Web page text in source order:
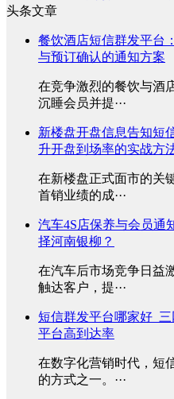
头条文章
餐饮酒店短信群发平台
与预订确认的通知方案
在竞争激烈的餐饮与酒
沉睡会员并提···
新楼盘开盘信息告知短
升开盘到场率的实战方
在新楼盘正式面市的关
首销业绩的成···
汽车4S店保养与会员通
择河南银柳？
在汽车后市场竞争日益
触达客户，提···
短信群发平台哪家好_
平台高到达率
在数字化营销时代，短
的方式之一。···